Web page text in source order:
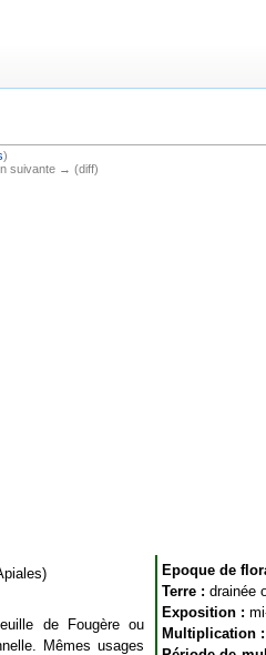
)
suivante → (diff)
de Fougère ou
Mêmes usages
Epoque de
Terre : drainée
Exposition :
Multiplication :